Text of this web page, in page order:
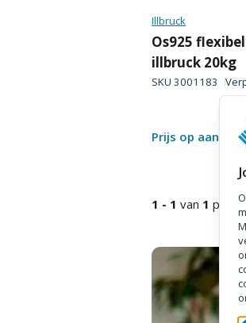
Illbruck
Os925
illbruck 20kg
SKU 3001183
Prijs op
1 - 1 van 1